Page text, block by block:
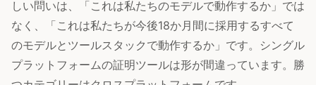
しい問いは、「これは私たちのモデルで動作するか」では
なく、「これは私たちが今後18か月間に採用するすべて
のモデルとツールスタックで動作するか」です。シングル
プラットフォームの証明ツールは形が間違っています。勝